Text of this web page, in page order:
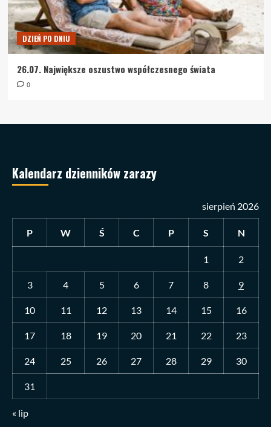
DZIEŃ PO DNIU
26.07. Największe oszustwo współczesnego świata
0
Kalendarz dzienników zarazy
sierpień 2026
P W Ś C P S N
1 2
3 4 5 6 7 8 9
10 11 12 13 14 15 16
17 18 19 20 21 22 23
24 25 26 27 28 29 30
31
« lip